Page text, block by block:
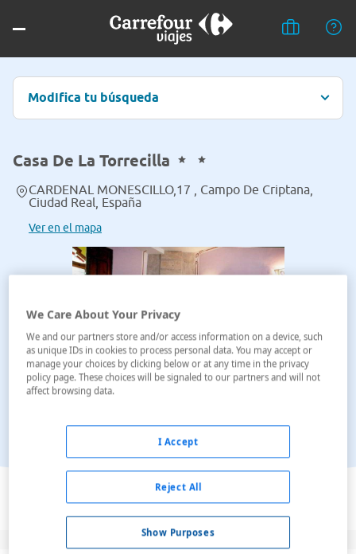
Modifica tu búsqueda
Casa De La Torrecilla
CARDENAL MONESCILLO,17 , Campo De Criptana,
Ciudad Real, España
Ver en el mapa
Ver en el mapa
We Care About Your Privacy
We and our partners store and/or access information on a device, such
as unique IDs in cookies to process personal data. You may accept or
manage your choices by clicking below or at any time in the privacy
policy page. These choices will be signaled to our partners and will not
affect browsing data.
Show Purposes
Reject All
I Accept